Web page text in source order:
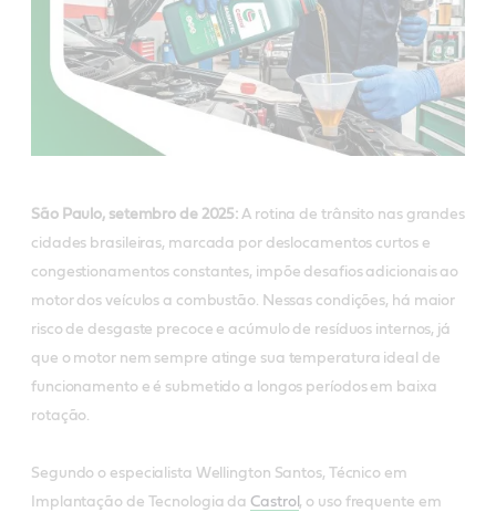
São Paulo, setembro de 2025: A rotina de trânsito nas grandes
cidades brasileiras, marcada por deslocamentos curtos e
congestionamentos constantes, impõe desafios adicionais ao
motor dos veículos a combustão. Nessas condições, há maior
risco de desgaste precoce e acúmulo de resíduos internos, já
que o motor nem sempre atinge sua temperatura ideal de
funcionamento e é submetido a longos períodos em baixa
rotação.
Segundo o especialista Wellington Santos, Técnico em
Implantação de Tecnologia da Castrol , o uso frequente em